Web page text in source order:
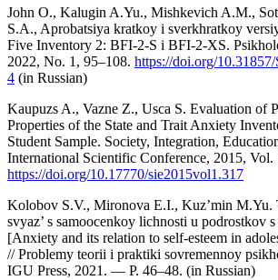
John O., Kalugin A.Yu., Mishkevich A.M.,
S.A., Aprobatsiya kratkoy i sverkhratkoy
Five Inventory 2: BFI-2-S i BFI-2-XS.
2022, No. 1, 95–108. https://doi.org/
4 (in Russian)
Kaupuzs A., Vazne Z., Usca S. Evaluation of
Properties of the State and Trait Anxiety
Student Sample. Society, Integration,
International Scientific Conference, 2015, Vol.
https://doi.org/10.17770/sie2015vol1.317
Kolobov S.V., Mironova E.I., Kuz’min M.Yu.
svyaz’ s samoocenkoy lichnosti u podrostkov
[Anxiety and its relation to self-esteem in
// Problemy teorii i praktiki sovremennoy
IGU Press, 2021. — Р. 46–48. (in Russian)